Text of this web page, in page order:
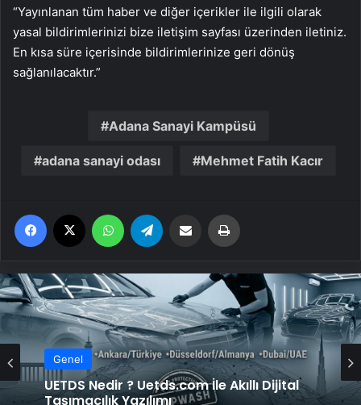
“Yayınlanan tüm haber ve diğer içerikler ile ilgili olarak
yasal bildirimlerinizi bize iletişim sayfası üzerinden iletiniz.
En kısa süre içerisinde bildirimlerinize geri dönüş
sağlanılacaktır.”
Adana Sanayi Kampüsü
adana sanayi odası Mehmet Fatih Kacır
Facebook WhatsApp Email'den paylaş
Genel
UETDS Nedir ? Uetds.com İle Akıllı Dijital
Genel